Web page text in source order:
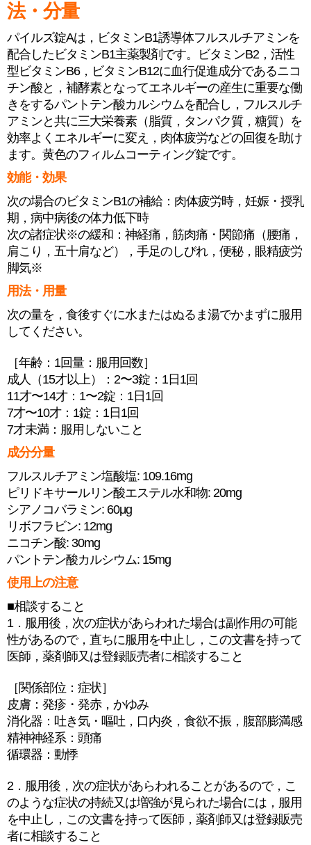
法・分量
パイルズ錠Aは，ビタミンB1誘導体フルスルチアミンを
配合したビタミンB1主薬製剤です。ビタミンB2，活性
型ビタミンB6，ビタミンB12に血行促進成分であるニコ
チン酸と，補酵素となってエネルギーの産生に重要な働
きをするパントテン酸カルシウムを配合し，フルスルチ
アミンと共に三大栄養素（脂質，タンパク質，糖質）を
効率よくエネルギーに変え，肉体疲労などの回復を助け
ます。黄色のフィルムコーティング錠です。
効能・効果
次の場合のビタミンB1の補給：肉体疲労時，妊娠・授乳
期，病中病後の体力低下時
次の諸症状※の緩和：神経痛，筋肉痛・関節痛（腰痛，
肩こり，五十肩など），手足のしびれ，便秘，眼精疲労
脚気※
用法・用量
次の量を，食後すぐに水またはぬるま湯でかまずに服用
してください。
［年齢：1回量：服用回数］
成人（15才以上）：2〜3錠：1日1回
11才〜14才：1〜2錠：1日1回
7才〜10才：1錠：1日1回
7才未満：服用しないこと
成分分量
フルスルチアミン塩酸塩: 109.16mg
ピリドキサールリン酸エステル水和物: 20mg
シアノコバラミン: 60μg
リボフラビン: 12mg
ニコチン酸: 30mg
パントテン酸カルシウム: 15mg
使用上の注意
■相談すること
1．服用後，次の症状があらわれた場合は副作用の可能
性があるので，直ちに服用を中止し，この文書を持って
医師，薬剤師又は登録販売者に相談すること
［関係部位：症状］
皮膚：発疹・発赤，かゆみ
消化器：吐き気・嘔吐，口内炎，食欲不振，腹部膨満感
精神神経系：頭痛
循環器：動悸
2．服用後，次の症状があらわれることがあるので，こ
のような症状の持続又は増強が見られた場合には，服用
を中止し，この文書を持って医師，薬剤師又は登録販売
者に相談すること